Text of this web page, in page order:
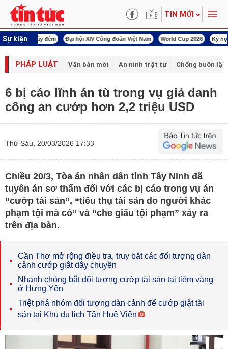
TIN MỚI
Sự kiện
ngày đêm Đại hội XIV Công đoàn Việt Nam World Cup 2026 Kỳ họp thứ
PHÁP LUẬT Văn bản mới An ninh trật tự Chống buôn
6 bị cáo lĩnh án tù trong vụ giả danh
công an cướp hơn 2,2 triệu USD
Thứ Sáu, 20/03/2026 17:33
Chiều 20/3, Tòa án nhân dân tỉnh Tây Ninh đã
tuyên án sơ thẩm đối với các bị cáo trong vụ án
“cướp tài sản”, “tiêu thụ tài sản do người khác
phạm tội mà có” và “che giấu tội phạm” xảy ra
trên địa bàn.
Cần Thơ mở rộng điều tra, truy bắt các đối tượng dàn
cảnh cướp giật dây chuyền
Nhanh chóng bắt đối tượng cướp tài sản tại tiệm vàng
ở Hưng Yên
Triệt phá nhóm đối tượng dàn cảnh để cướp giật tài
sản tại Khu du lịch Tân Huê Viên